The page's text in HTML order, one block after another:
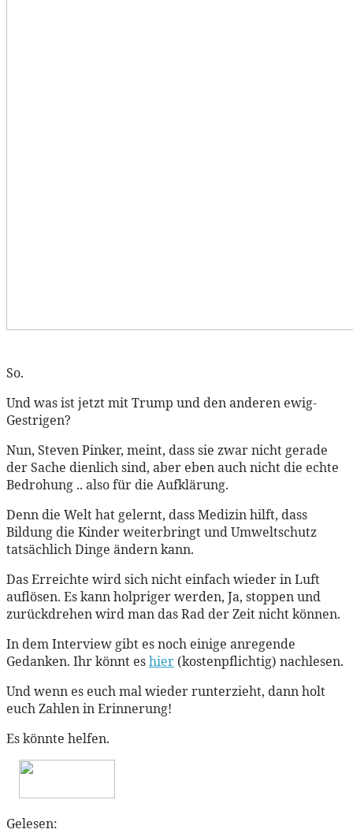
So.
Und was ist jetzt mit Trump und den anderen ewig-
Gestrigen?
Nun, Steven Pinker, meint, dass sie zwar nicht gerade
der Sache dienlich sind, aber eben auch nicht die echte
Bedrohung .. also für die Aufklärung.
Denn die Welt hat gelernt, dass Medizin hilft, dass
Bildung die Kinder weiterbringt und Umweltschutz
tatsächlich Dinge ändern kann.
Das Erreichte wird sich nicht einfach wieder in Luft
auflösen. Es kann holpriger werden, Ja, stoppen und
zurückdrehen wird man das Rad der Zeit nicht können.
In dem Interview gibt es noch einige anregende
Gedanken. Ihr könnt eshier (kostenpflichtig) nachlesen.
Und wenn es euch mal wieder runterzieht, dann holt
euch Zahlen in Erinnerung!
Es könnte helfen.
Gelesen: